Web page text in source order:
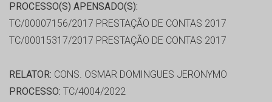
PROCESSO(S) APENSADO(S):
TC/00007156/2017 PRESTAÇÃO DE CONTAS 2017
TC/00015317/2017 PRESTAÇÃO DE CONTAS 2017
RELATOR: CONS. OSMAR DOMINGUES JERONYMO
PROCESSO: TC/4004/2022